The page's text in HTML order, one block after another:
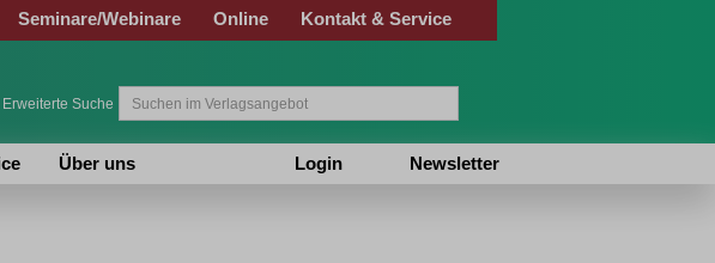
Seminare/Webinare Online Kontakt & Service
Erweiterte Suche
Über uns Newsletter
Login